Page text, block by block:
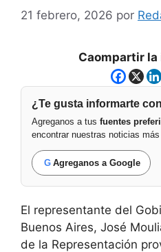
21 febrero, 2026 por
Caompartir
¿Te gusta informarte
Agreganos a tus fuentes
encontrar nuestras noticias más
G Agreganos a Google
El representante del
Buenos Aires, José
de la Representación